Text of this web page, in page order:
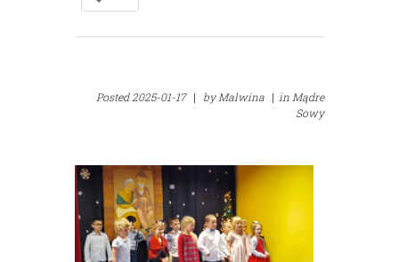
Posted2025-01-17 | byMalwina | in Mądre
Sowy